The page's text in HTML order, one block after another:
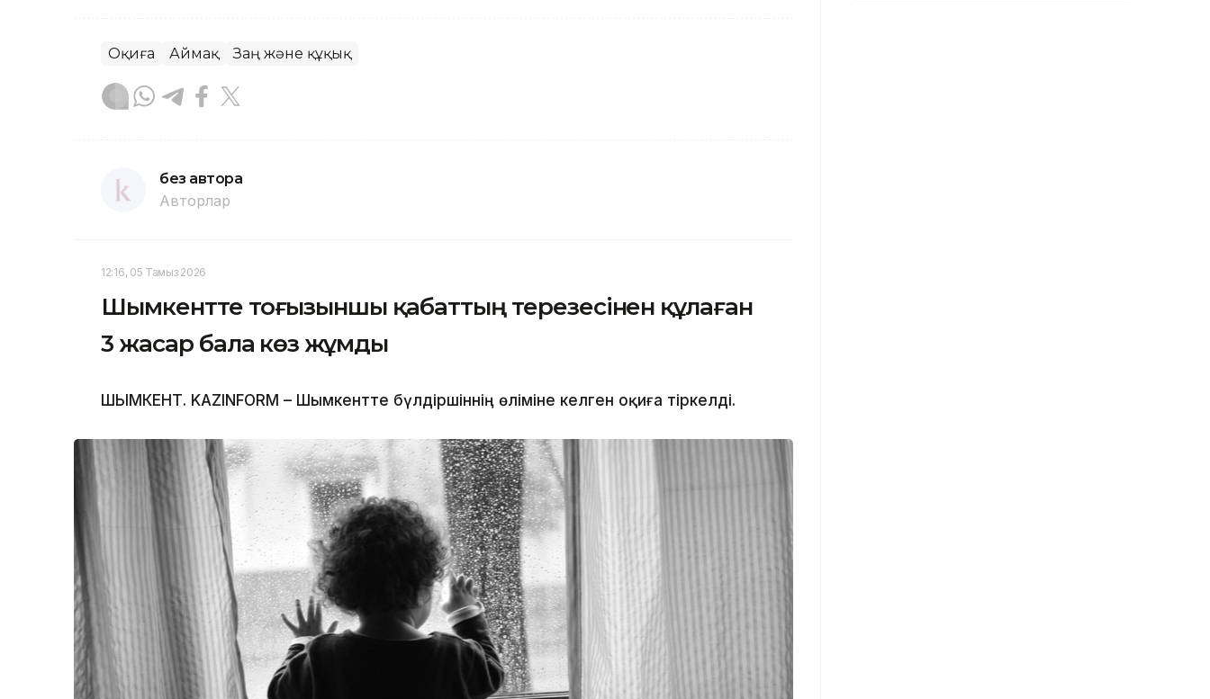
Оқиға Аймақ Заң және құқық
без автора
Авторлар
12:16, 05 Тамыз 2026
Шымкентте тоғызыншы қабаттың терезесінен құлаған
3 жасар бала көз жұмды
ШЫМКЕНТ. KAZINFORM – Шымкентте бүлдіршіннің өліміне әкелген оқиға тіркелді.